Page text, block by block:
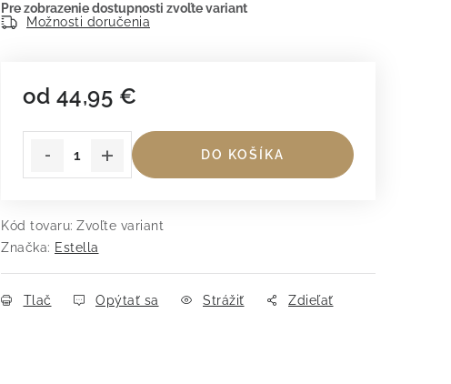
Možnosti doručenia
od 44,95 €
DO KOŠÍKA
Kód tovaru: Zvoľte variant
Značka: Estella
Tlač Opýtať sa Strážiť Zdieľať